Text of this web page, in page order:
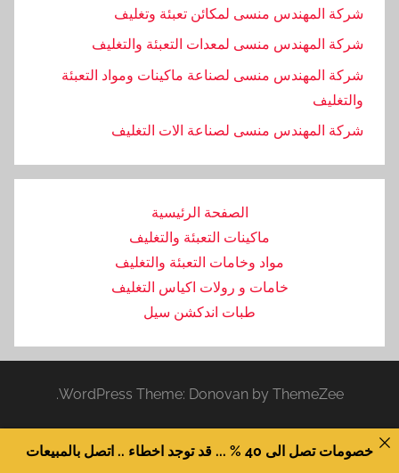
شركة المهندس منسى لمكائن تعبئة وتغليف
شركة المهندس منسى لمعدات التعبئة والتغليف
شركة المهندس منسى لصناعة ماكينات ومواد التعبئة
والتغليف
‏شركة المهندس منسى لصناعة الات التغليف
الصفحة الرئيسية
ماكينات التعبئة والتغليف
مواد وخامات التعبئة والتغليف
خامات و رولات اكياس التغليف
طبات اندكشن سيل
WordPress Theme: Donovan by ThemeZee.
خصومات تصل الى 40 % ... قد توجد اخطاء .. اتصل بالمبيعات